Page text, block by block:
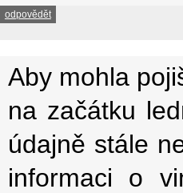
odpovědět
Aby mohla
na začátku
údajně stále
informaci o